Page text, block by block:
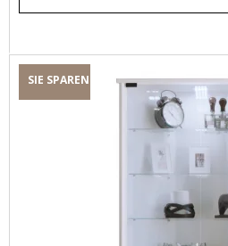
SIE SPAREN